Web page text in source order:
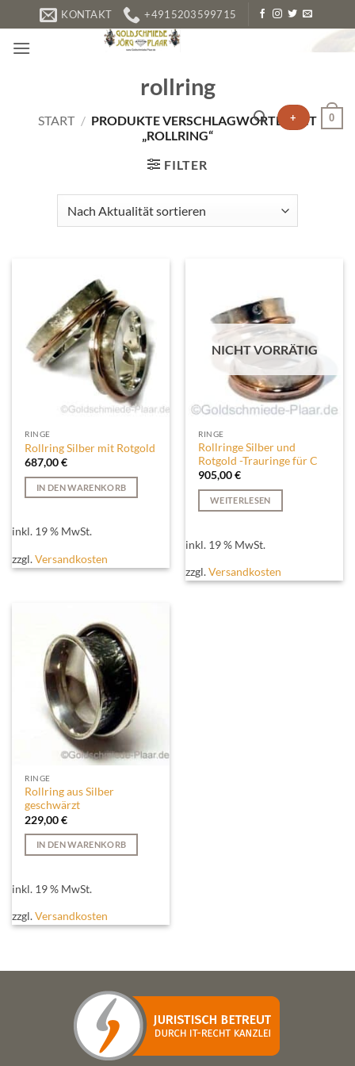
Inhalt
springen
KONTAKT +4915203599715
+ 0
rollring
START / PRODUKTE VERSCHLAGWORTET MIT
„ROLLRING“
FILTER
RINGE
Rollring Silber mit Rotgold
687,00€
IN DEN WARENKORB
inkl. 19 % MwSt.
zzgl.Versandkosten
NICHT VORRÄTIG
RINGE
Rollringe Silber und
Rotgold -Trauringe für C
905,00€
WEITERLESEN
inkl. 19 % MwSt.
zzgl.Versandkosten
RINGE
Rollring aus Silber
geschwärzt
229,00€
IN DEN WARENKORB
inkl. 19 % MwSt.
zzgl.Versandkosten